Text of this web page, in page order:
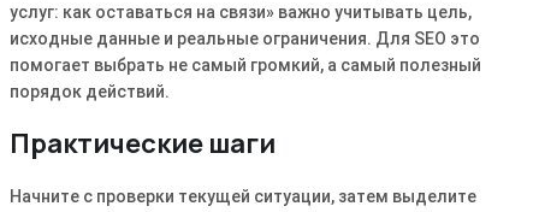
услуг: как оставаться на связи» важно учитывать цель,
исходные данные и реальные ограничения. Для SEO это
помогает выбрать не самый громкий, а самый полезный
порядок действий.
Практические шаги
Начните с проверки текущей ситуации, затем выделите